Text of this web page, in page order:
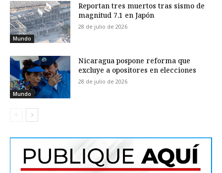
Mundo
Reportan tres muertos tras sismo de
magnitud 7.1 en Japón
28 de julio de 2026
Mundo
Nicaragua pospone reforma que
excluye a opositores en elecciones
28 de julio de 2026